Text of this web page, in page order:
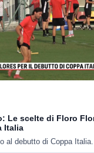
Le scelte di Floro
Italia
al debutto di Coppa Italia.